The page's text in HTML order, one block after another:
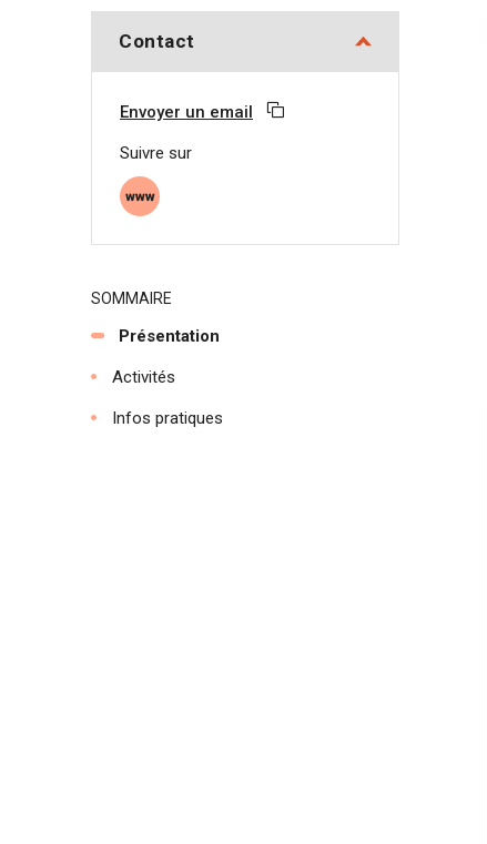
Contact
Envoyer un email Copier l'adresse email
Suivre sur
Site web
SOMMAIRE
Présentation
Activités
Infos pratiques